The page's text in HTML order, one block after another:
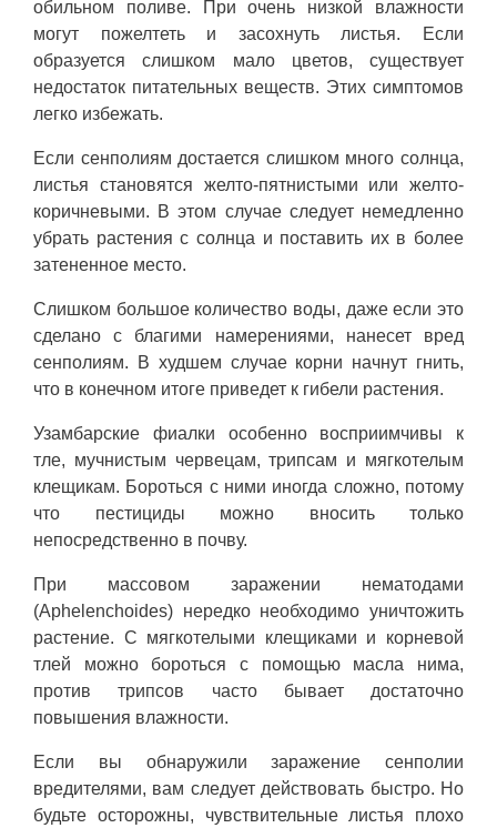
обильном поливе. При очень низкой влажности
могут пожелтеть и засохнуть листья. Если
образуется слишком мало цветов, существует
недостаток питательных веществ. Этих симптомов
легко избежать.
Если сенполиям достается слишком много солнца,
листья становятся желто-пятнистыми или желто-
коричневыми. В этом случае следует немедленно
убрать растения с солнца и поставить их в более
затененное место.
Слишком большое количество воды, даже если это
сделано с благими намерениями, нанесет вред
сенполиям. В худшем случае корни начнут гнить,
что в конечном итоге приведет к гибели растения.
Узамбарские фиалки особенно восприимчивы к
тле, мучнистым червецам, трипсам и мягкотелым
клещикам. Бороться с ними иногда сложно, потому
что пестициды можно вносить только
непосредственно в почву.
При массовом заражении нематодами
(Aphelenchoides) нередко необходимо уничтожить
растение. С мягкотелыми клещиками и корневой
тлей можно бороться с помощью масла нима,
против трипсов часто бывает достаточно
повышения влажности.
Если вы обнаружили заражение сенполии
вредителями, вам следует действовать быстро. Но
будьте осторожны, чувствительные листья плохо